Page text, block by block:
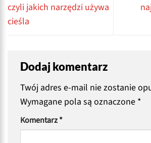
czyli jakich narzędzi używa
cieśla
Dodaj komentarz
Twój adres e-mail nie zostanie
Wymagane pola są oznaczone *
Komentarz*